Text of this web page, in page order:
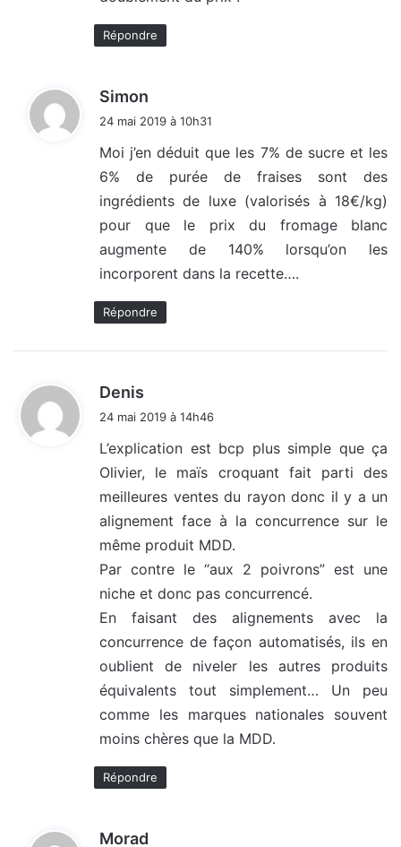
Répondre
Simon
i
:
24 mai 2019 à 10h31
Moi j’en déduit que les 7% de sucre et les
6% de purée de fraises sont des
ingrédients de luxe (valorisés à 18€/kg)
pour que le prix du fromage blanc
augmente de 140% lorsqu’on les
incorporent dans la recette….
Répondre
Denis
i
24 mai 2019 à 14h46
L’explication est bcp plus simple que ça
Olivier, le maïs croquant fait parti des
meilleures ventes du rayon donc il y a un
alignement face à la concurrence sur le
même produit MDD.
Par contre le “aux 2 poivrons” est une
niche et donc pas concurrencé.
En faisant des alignements avec la
concurrence de façon automatisés, ils en
oublient de niveler les autres produits
équivalents tout simplement… Un peu
comme les marques nationales souvent
moins chères que la MDD.
Répondre
Morad